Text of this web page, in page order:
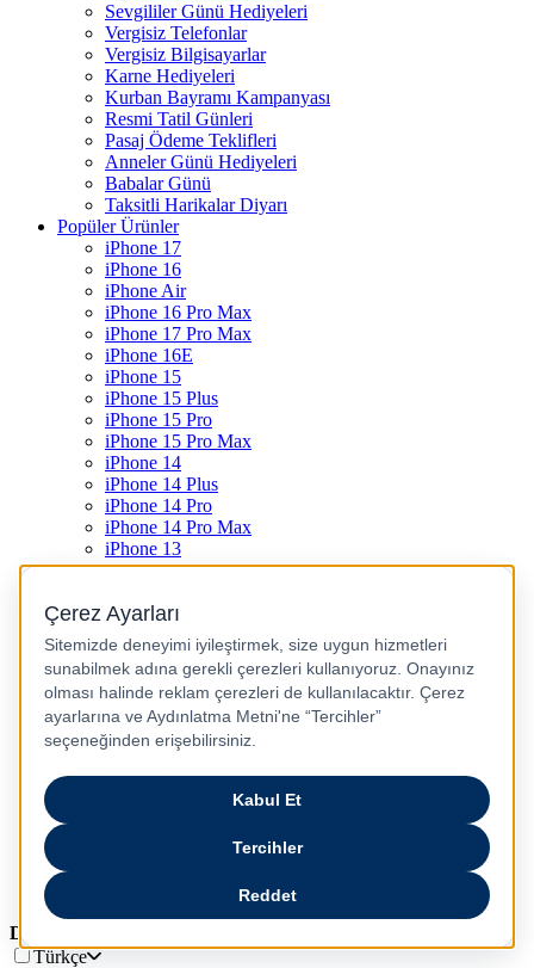
Sevgililer Günü Hediyeleri
Vergisiz Telefonlar
Vergisiz Bilgisayarlar
Karne Hediyeleri
Kurban Bayramı Kampanyası
Resmi Tatil Günleri
Pasaj Ödeme Teklifleri
Anneler Günü Hediyeleri
Babalar Günü
Taksitli Harikalar Diyarı
Popüler Ürünler
iPhone 17
iPhone 16
iPhone Air
iPhone 16 Pro Max
iPhone 17 Pro Max
iPhone 16E
iPhone 15
iPhone 15 Plus
iPhone 15 Pro
iPhone 15 Pro Max
iPhone 14
iPhone 14 Plus
iPhone 14 Pro
iPhone 14 Pro Max
iPhone 13
iPhone 12
iPhone SE
Dyson Airwrap
Dyson V15
Dyson V15 Detect Submarine
Dyson Airstrait
Dyson V12
Dyson V8
PS5 / Playstation 5
Dil
Türkçe